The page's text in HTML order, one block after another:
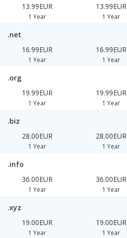
13.99EUR
1 Year
13.99EUR
1 Year
.net
16.99EUR
1 Year
16.99EUR
1 Year
.org
19.99EUR
1 Year
19.99EUR
1 Year
.biz
28.00EUR
1 Year
28.00EUR
1 Year
.info
36.00EUR
1 Year
36.00EUR
1 Year
.xyz
19.00EUR
1 Year
19.00EUR
1 Year